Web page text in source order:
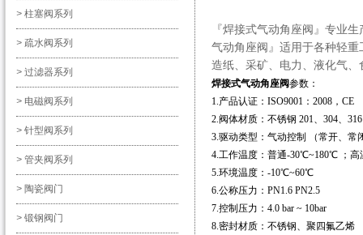
> 柱塞阀系列
> 疏水阀系列
> 过滤器系列
> 电磁阀系列
> 针型阀系列
> 管夹阀系列
> 陶瓷阀门
> 锻钢阀门
『焊接式气动角座阀 』专业
气动角座阀 』适用于各种轻
造纸、采矿、电力、液化气
焊接式气动角座阀参数：
1.产品认证：ISO9001：2008，CE
2.阀体材质：不锈钢 201、304、316
3.驱动类型：气动控制 （常开、常
4.工作温度：普通-30℃~180℃ ；
5.环境温度：-10℃~60℃
6.公称压力：PN1.6 PN2.5
7.控制压力：4.0 bar ~ 10bar
8.密封材质：不锈钢、聚四氟乙烯